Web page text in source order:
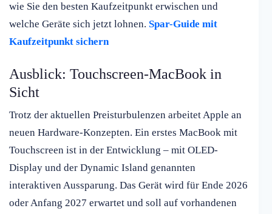
wie Sie den besten Kaufzeitpunkt erwischen und
welche Geräte sich jetzt lohnen. Spar-Guide mit
Kaufzeitpunkt sichern
Ausblick: Touchscreen-MacBook in
Sicht
Trotz der aktuellen Preisturbulenzen arbeitet Apple an
neuen Hardware-Konzepten. Ein erstes MacBook mit
Touchscreen ist in der Entwicklung – mit OLED-
Display und der Dynamic Island genannten
interaktiven Aussparung. Das Gerät wird für Ende 2026
oder Anfang 2027 erwartet und soll auf vorhandenen